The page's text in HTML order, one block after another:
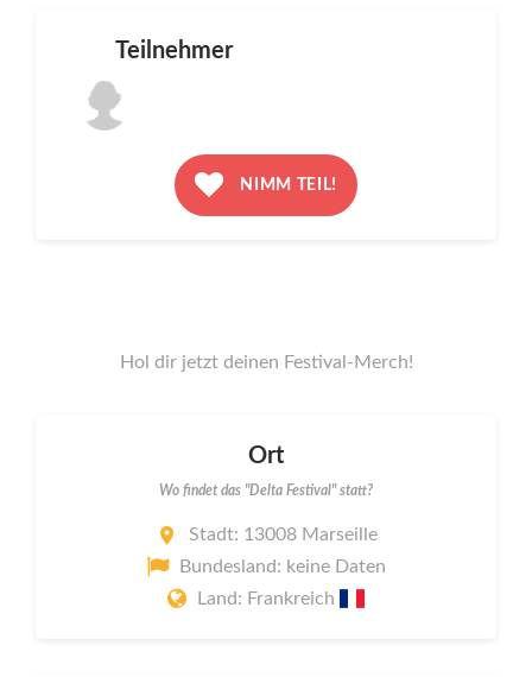
Teilnehmer
NIMM TEIL!
Hol dir jetzt deinen Festival-Merch!
Ort
Wo findet das "Delta Festival" statt?
Stadt: 13008 Marseille
Bundesland: keine Daten
Land: Frankreich